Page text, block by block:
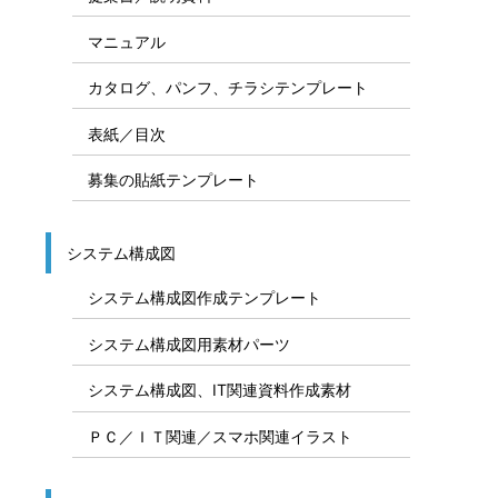
マニュアル
カタログ、パンフ、チラシテンプレート
表紙／目次
募集の貼紙テンプレート
システム構成図
システム構成図作成テンプレート
システム構成図用素材パーツ
システム構成図、IT関連資料作成素材
ＰＣ／ＩＴ関連／スマホ関連イラスト